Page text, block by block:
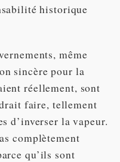
historique
même
sincère pour la
réellement, sont
faire, tellement
d’inverser la vapeur.
complètement
qu’ils sont